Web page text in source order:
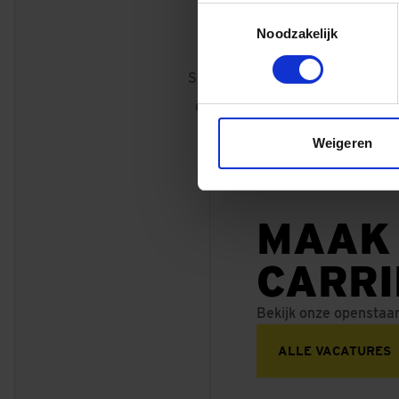
Noodzakelijk
Weigeren
Oranje Loper,
Samen met Mobilis zijn er
gebouwd voor de kabels en
MAAK
Bekijk onze
ALLE VACATURES